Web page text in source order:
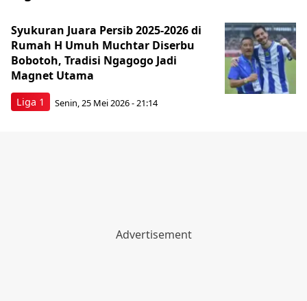
Liga 1
Syukuran Juara Persib 2025-2026 di
Rumah H Umuh Muchtar Diserbu
Bobotoh, Tradisi Ngagogo Jadi
Magnet Utama
Senin, 25 Mei 2026 - 21:14